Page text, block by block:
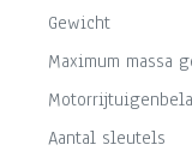
Gewicht
Maximum massa
Aantal sleutels